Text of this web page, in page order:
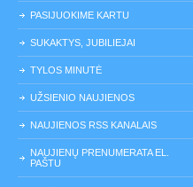
PASIJUOKIME KARTU
SUKAKTYS, JUBILIEJAI
TYLOS MINUTĖ
UŽSIENIO NAUJIENOS
NAUJIENOS RSS KANALAIS
NAUJIENŲ PRENUMERATA EL.
PAŠTU